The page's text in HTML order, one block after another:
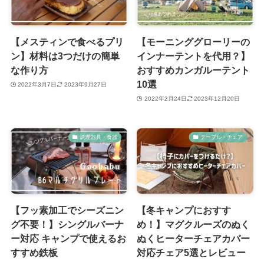
【メスティンで食べるプリ
ン】材料は3つだけの簡単
な作り方
2022年3月7日 2023年9月27日
【モーニンググローリーの
インナーテントを代用？】
おすすめカンガルーテント
10選
2022年2月24日 2023年12月20日
調理器具・食器
【フッ素加工でシーズニン
グ不要！】シングルバーナ
ー対応 キャンプで使えるお
すすめ鉄板
テーブル・チェア
【冬キャンプにおすす
め！】マグクルーズのぬく
ぬくヒーターチェアカバー
対応チェア5選とレビュー